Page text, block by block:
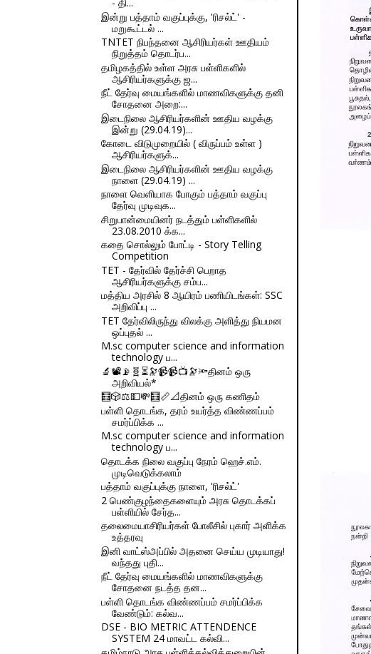
இன்று பத்தாம் வகுப்புக்கு, 'ரிசல்ட்' -
மறுகூட்டல் ...
TNTET நிபந்தனை ஆசிரியர்கள் ஊதியம்
நிறுத்தம் தொடர்ப...
தமிழகத்தில் உள்ள அரசு பள்ளிகளில்
ஆசிரியர்களுக்கு ஜ...
நீட் தேர்வு மையங்களில் மாணவிகளுக்கு தனி
சோதனை அறை:...
இடைநிலை ஆசிரியர்களின் ஊதிய வழக்கு
இன்று (29.04.19)...
கோடை விடுமுறையில் ( விருப்பம் உள்ள )
ஆசிரியர்களுக்...
இடைநிலை ஆசிரியர்களின் ஊதிய வழக்கு
நாளை (29.04.19) ...
நாளை வெளியாக போகும் பத்தாம் வகுப்பு
தேர்வு முடிவுக...
சிறுபான்மையினர் நடத்தும் பள்ளிகளில்
23.08.2010 க்க...
கதை சொல்லும் போட்டி - Story Telling
Competition
TET - தேர்வில் தேர்ச்சி பெறாத
ஆசிரியர்களுக்கு சம்ப...
மத்திய அரசில் 8 ஆயிரம் பணியிடங்கள்: SSC
அறிவிப்பு ...
TET தேர்விலிருந்து விலக்கு அளித்து நியமன
ஒப்புதல் ...
M.sc computer science and information
technology ப...
🔬📽📡🧬⏳🔭📹📹📺🔭🔦தினம் ஒரு
அறிவியல்*
🧮🎲⚖💵💸🧮📏📐தினம் ஒரு கணிதம்
பள்ளி தொடங்க, தரம் உயர்த்த விண்ணப்பம்
சமர்ப்பிக்க ...
M.sc computer science and information
technology ப...
தொடக்க நிலை வகுப்பு நேரம் ஹெச்.எம்.
முடிவெடுக்கலாம்
பத்தாம் வகுப்புக்கு நாளை, 'ரிசல்ட்'
2 பெண்குழந்தைகளையும் அரசு தொடக்கப்
பள்ளியில் சேர்த...
தலைமையாசிரியர்கள் போலீசில் புகார் அளிக்க
உத்தரவு
இனி வாட்ஸ்அப்பில் அதனை செய்ய முடியாது!
வந்தது புதி...
நீட் தேர்வு மையங்களில் மாணவிகளுக்கு
சோதனை நடத்த தன...
பள்ளி தொடங்க விண்ணப்பம் சமர்ப்பிக்க
வேண்டும்: கல்வ...
DSE - BIO METRIC ATTENDENCE
SYSTEM 24 மாவட்ட கல்வி...